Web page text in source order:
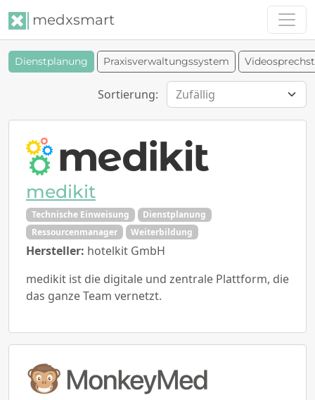
medxsmart
Dienstplanung Praxisverwaltungssystem
Sortierung:
medikit
Technische Einweisung
Dienstplanung
Ressourcenmanager
Weiterbildung
Hersteller: hotelkit GmbH
medikit ist die digitale und zentrale Plattform, die
das ganze Team vernetzt.